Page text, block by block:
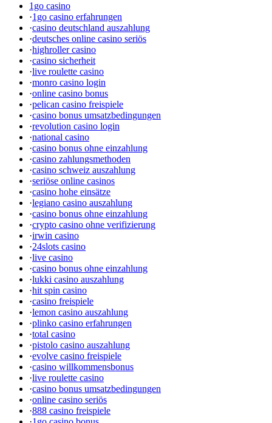
1go casino
·1go casino erfahrungen
·casino deutschland auszahlung
·deutsches online casino seriös
·highroller casino
·casino sicherheit
·live roulette casino
·monro casino login
·online casino bonus
·pelican casino freispiele
·casino bonus umsatzbedingungen
·revolution casino login
·national casino
·casino bonus ohne einzahlung
·casino zahlungsmethoden
·casino schweiz auszahlung
·seriöse online casinos
·casino hohe einsätze
·legiano casino auszahlung
·casino bonus ohne einzahlung
·crypto casino ohne verifizierung
·irwin casino
·24slots casino
·live casino
·casino bonus ohne einzahlung
·lukki casino auszahlung
·hit spin casino
·casino freispiele
·lemon casino auszahlung
·plinko casino erfahrungen
·total casino
·pistolo casino auszahlung
·evolve casino freispiele
·casino willkommensbonus
·live roulette casino
·casino bonus umsatzbedingungen
·online casino seriös
·888 casino freispiele